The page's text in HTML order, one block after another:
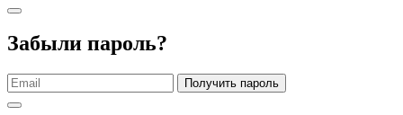
Забыли пароль?
Получить пароль